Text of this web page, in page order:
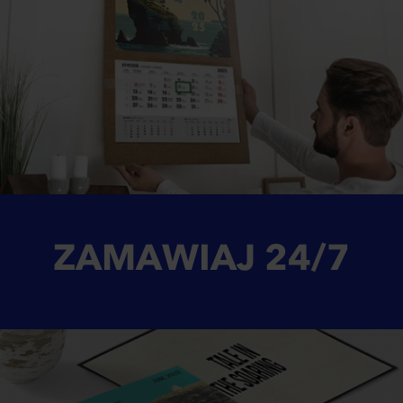
ZAMAWIAJ 24/7